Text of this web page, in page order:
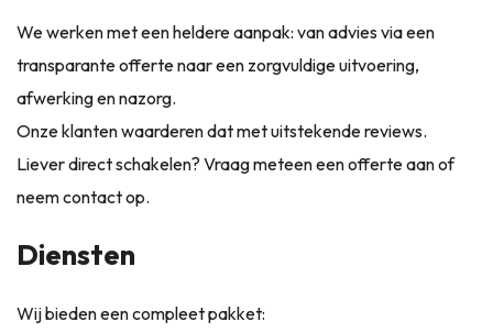
We werken met een heldere aanpak: van advies via een
transparante offerte naar een zorgvuldige uitvoering,
afwerking en nazorg.
Onze klanten waarderen dat met uitstekende reviews.
Liever direct schakelen? Vraag meteen een offerte aan of
neemcontactop.
Diensten
Wij bieden een compleet pakket: